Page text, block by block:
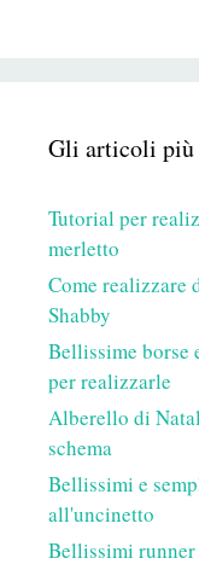
Gli articoli
Tutorial per
merletto
Come realizzare
Shabby
Bellissime borse
per realizzarle
Alberello di
schema
Bellissimi e
all'uncinetto
Bellissimi